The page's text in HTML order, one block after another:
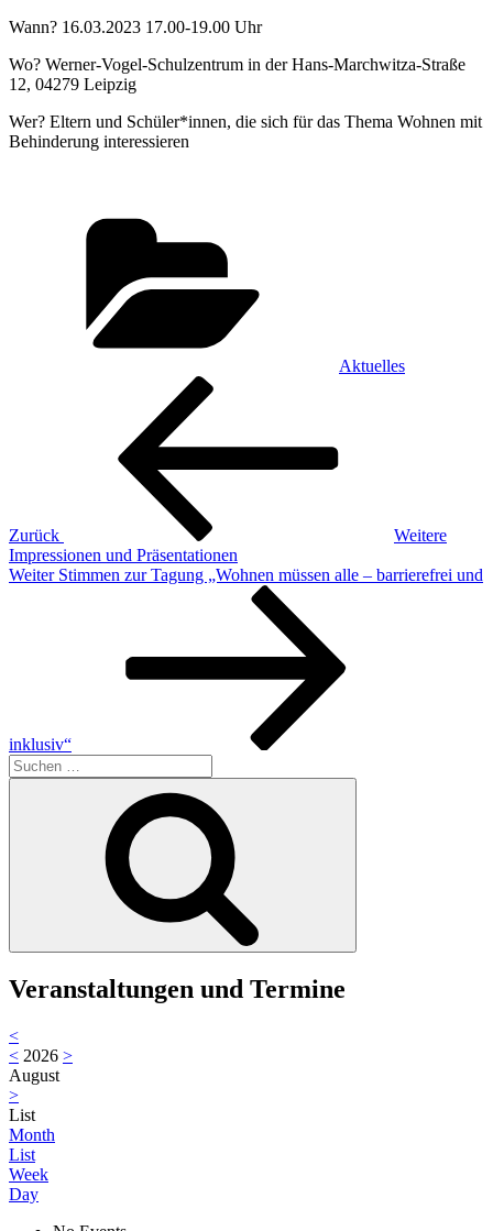
Wann? 16.03.2023 17.00-19.00 Uhr
Wo? Werner-Vogel-Schulzentrum in der Hans-Marchwitza-Straße
12, 04279 Leipzig
Wer? Eltern und Schüler*innen, die sich für das Thema Wohnen mit
Behinderung interessieren
Aktuelles
Beitragsnavigation
Zurück
Weitere
Impressionen und Präsentationen
Nächster
Weiter Stimmen zur Tagung „Wohnen müssen alle – barrierefrei und
inklusiv“
Suche
nach:
Veranstaltungen und Termine
<
< 2026 >
August
>
List
Month
List
Week
Day